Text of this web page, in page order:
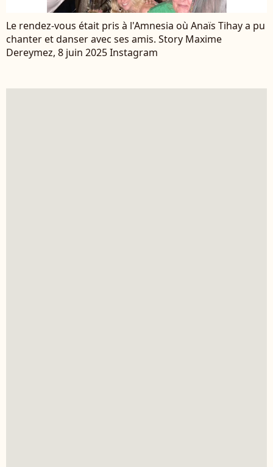
Le rendez-vous était pris à l'Amnesia où Anaïs Tihay a pu
chanter et danser avec ses amis. Story Maxime
Dereymez, 8 juin 2025 Instagram